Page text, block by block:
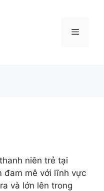
Menu
niên trẻ tại
đam mê với lĩnh vực
và lớn lên trong